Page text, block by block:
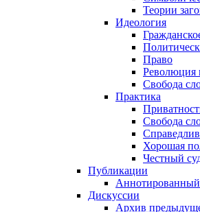
Теории
Идеология
Право
Революция
Свобода
Практика
Свобода
Хорошая
Честный
Публикации
Аннотированный
Дискуссии
Архив